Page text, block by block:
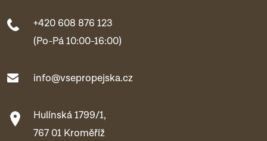
+420 608 876 123
(Po-Pá 10:00-16:00)
info@vsepropejska.cz
Hulínská 1799/1,
767 01 Kroměříž